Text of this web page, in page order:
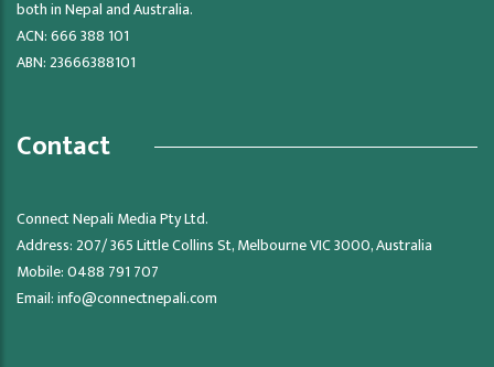
both in Nepal and Australia.
ACN: 666 388 101
ABN: 23666388101
Contact
Connect Nepali Media Pty Ltd.
Address: 207/ 365 Little Collins St, Melbourne VIC 3000, Australia
Mobile: 0488 791 707
Email:info@connectnepali.com